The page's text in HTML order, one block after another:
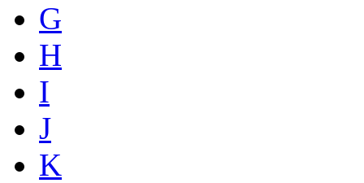
G
H
I
J
K